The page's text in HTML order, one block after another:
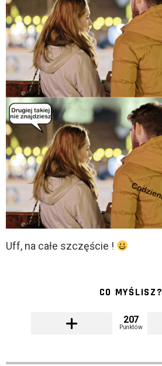
Uff, na całe szczęście !
CO MYŚLISZ?
207
Punktów